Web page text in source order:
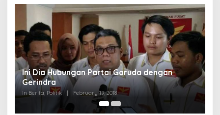
Strategi PPP Menangkan Duet Ganjar dan Gus
Yasin
In Berita, Politik | February 19, 2018